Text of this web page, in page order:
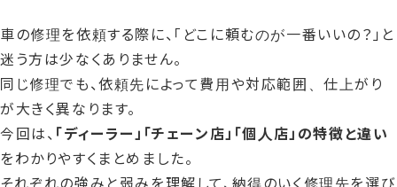
新
日
:
車の修理を依頼する際に、「どこに頼むのが一番いいの？」と
迷う方は少なくありません。
同じ修理でも、依頼先によって費用や対応範囲、仕上がり
が大きく異なります。
今回は、 「ディーラー」「チェーン店」「個人店」の特徴と違い
をわかりやすくまとめました。
それぞれの強みと弱みを理解して、納得のいく修理先を選び